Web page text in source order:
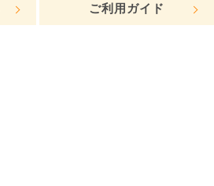
ご利用ガイド